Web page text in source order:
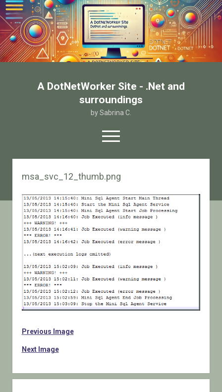
A DotNetWorker Site - .Net and
surroundings
by Sabrina C.
open
menu
twitterfacebook
email-form
Chi sono
Contatto
msa_svc_12_thumb.png
Previous Image
Next Image